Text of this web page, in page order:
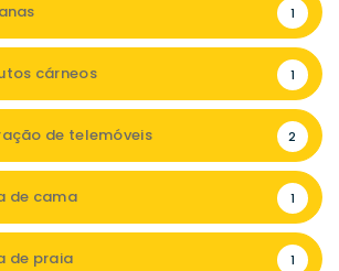
1
cárneos 1
de telemóveis 2
de cama 1
de praia 1